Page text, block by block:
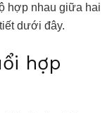
hợp nhau giữa hai
dưới đây.
hợp